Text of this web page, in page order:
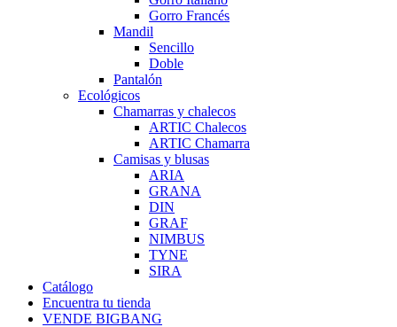
Gorro Francés
Mandil
Sencillo
Doble
Pantalón
Ecológicos
Chamarras y chalecos
ARTIC Chalecos
ARTIC Chamarra
Camisas y blusas
ARIA
GRANA
DIN
GRAF
NIMBUS
TYNE
SIRA
Catálogo
Encuentra tu tienda
VENDE BIGBANG